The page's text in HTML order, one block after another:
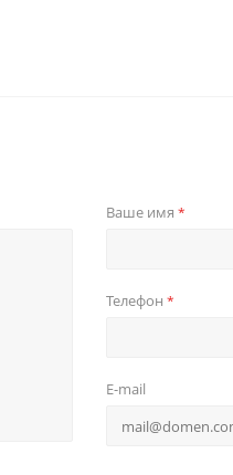
Ваше имя*
Телефон*
E-mail